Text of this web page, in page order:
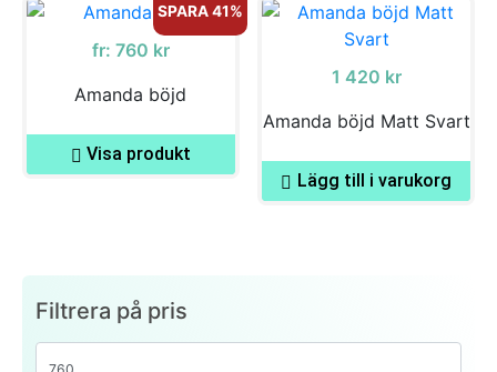
SPARA 41%
fr: 760 kr
Amanda böjd
Visa produkt
1 420 kr
Amanda böjd Matt Svart
Lägg till i varukorg
Filtrera på pris